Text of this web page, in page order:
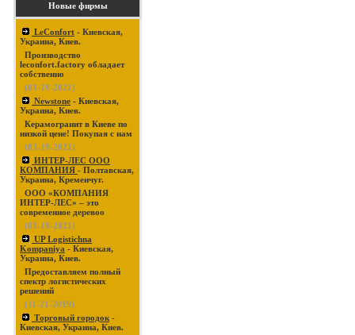
Новые фирмы
LeConfort - Киевская,
Украина, Киев.
Производство
leconfort.factory обладает
собственно
(03-19-2021)
Newstone - Киевская,
Украина, Киев.
Керамогранит в Киеве по
низкой цене! Покупая с нам
(03-19-2021)
ИНТЕР-ЛЕС ООО
КОМПАНИЯ - Полтавская,
Украина, Кременчуг.
ООО «КОМПАНИЯ
ИНТЕР-ЛЕС» – это
современное деревоо
(03-19-2021)
UP Logistichna
Kompaniya - Киевская,
Украина, Киев.
Предоставляем полный
спектр логистических
решений
(11-21-2019)
Торговый городок -
Киевская, Украина, Киев.